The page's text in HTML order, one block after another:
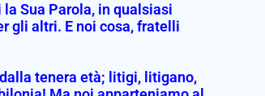
Sua Parola, in qualsiasi
gli altri. E noi cosa, fratelli
tenera età; litigi, litigano,